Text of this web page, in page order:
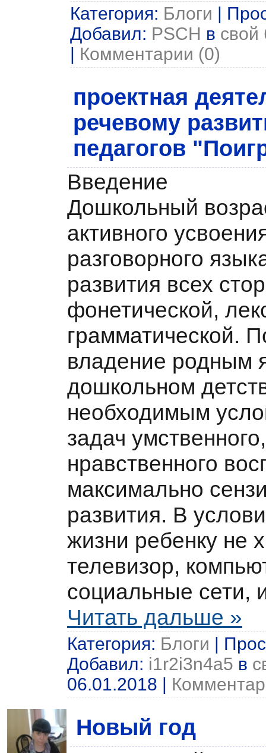
Категория: Блоги |
Добавил: PSCH в свой
| Комментарии (0)
проектная
речевому
педагогов
Введение
Дошкольный
активного
разговорного
развития всех
фонетической,
грамматической.
владение родным
дошкольном
необходимым
задач
нравственного
максимально
развития. В
жизни ребенку не
телевизор,
социальные сети,
Читать дальше »
Категория: Блоги |
Добавил: i1r2i3n4a5 в
06.01.2018 |
Новый год